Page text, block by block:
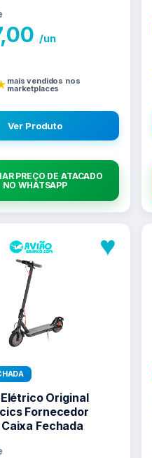
/un
mais vendidos nos
marketplaces
Ver Produto
PREÇO DE ATACADO
NO WHATSAPP
♥
Original
Fornecedor
Fechada